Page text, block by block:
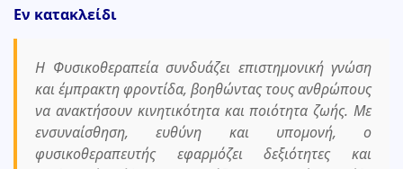
Εν κατακλείδι
Η Φυσικοθεραπεία συνδυάζει επιστημονική γνώση
και έμπρακτη φροντίδα, βοηθώντας τους ανθρώπους
να ανακτήσουν κινητικότητα και ποιότητα ζωής. Με
ενσυναίσθηση, ευθύνη και υπομονή, ο
φυσικοθεραπευτής εφαρμόζει δεξιότητες και